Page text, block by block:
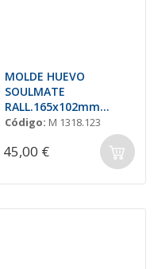
MOLDE HUEVO
SOULMATE
RALL.165x102mm
(2+2und) 200gr
Código: M 1318.123
45,00 €